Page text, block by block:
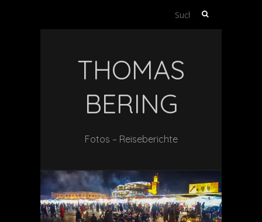
Suche
THOMAS
BERING
Fotos – Reiseberichte